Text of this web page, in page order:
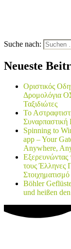
Suche nach:
Neueste
Οριστικός
Δρομολόγια
Ταξιδιώτες
Το
Συναρπαστική
Spinning to
app – Your
Anywhere,
Εξερευνώντας
τους Έλληνες
Στοιχηματισμό
Böhler
und heißen